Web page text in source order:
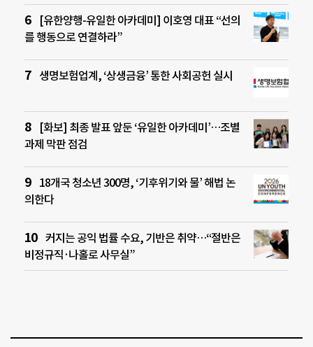
[유한양행-유일한 아카데미] 이호영 대표 “선의
를 행동으로 연결하라”
생명보험업계, ‘상생금융’ 통한 사회공헌 실시
[화보] 최종 발표 앞둔 ‘유일한 아카데미’…조별
과제 막판 점검
18개국 청소년 300명, ‘기후위기와 물’ 해법 논
의한다
커지는 공익 법률 수요, 기반은 취약…“절반은
비정규직·나홀로 사무실”